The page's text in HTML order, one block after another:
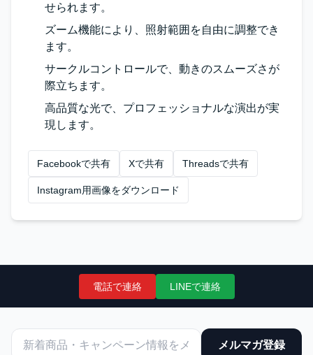
せられます。
ズーム機能により、照射範囲を自由に調整でき
ます。
サークルコントロールで、動きのスムーズさが
際立ちます。
高品質な光で、プロフェッショナルな演出が実
現します。
Facebookで共有 Xで共有 Threadsで共有
Instagram用画像をダウンロード
電話で連絡 LINEで連絡
メルマガ登録